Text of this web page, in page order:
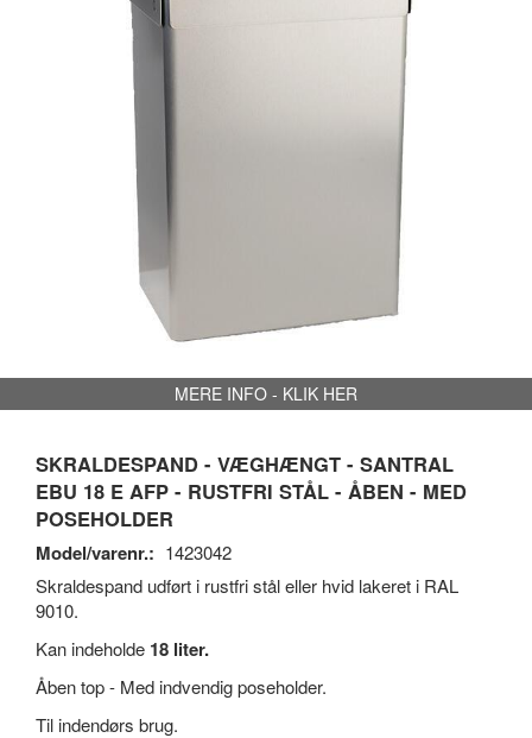
MERE INFO - KLIK HER
SKRALDESPAND - VÆGHÆNGT - SANTRAL
EBU 18 E AFP - RUSTFRI STÅL - ÅBEN - MED
POSEHOLDER
Model/varenr.: 1423042
Skraldespand udført i rustfri stål eller hvid lakeret i RAL
9010.
Kan indeholde 18 liter.
Åben top - Med indvendig poseholder.
Til indendørs brug.